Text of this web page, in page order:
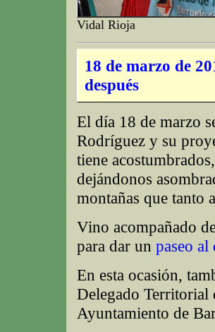
Vidal Rioja
18 de marzo de
después
El día 18 de marzo
Rodríguez y su
tiene
dejándonos
montañas que tanto
Vino acompañado
para dar un paseo al
En esta ocasión,
Delegado Territorial
Ayuntamiento de